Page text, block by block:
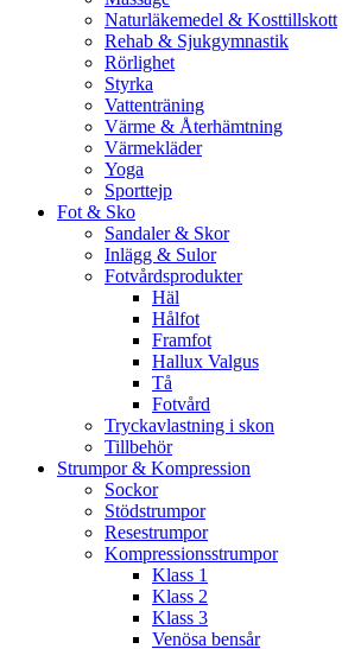
Naturläkemedel & Kosttillskott
Rehab & Sjukgymnastik
Rörlighet
Styrka
Vattenträning
Värme & Återhämtning
Värmekläder
Yoga
Sporttejp
Fot & Sko
Sandaler & Skor
Inlägg & Sulor
Fotvårdsprodukter
Häl
Hålfot
Framfot
Hallux Valgus
Tå
Fotvård
Tryckavlastning i skon
Tillbehör
Strumpor & Kompression
Sockor
Stödstrumpor
Resestrumpor
Kompressionsstrumpor
Klass 1
Klass 2
Klass 3
Venösa bensår